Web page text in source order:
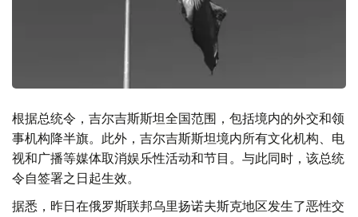
根据总统令，吉尔吉斯斯坦全国范围，包括境内的外交和领
事机构降半旗。此外，吉尔吉斯斯坦境内所有文化机构、电
视和广播等媒体取消娱乐性活动和节目。与此同时，该总统
令自签署之日起生效。
据悉，昨日在俄罗斯联邦乌里扬诺夫斯克地区发生了恶性交